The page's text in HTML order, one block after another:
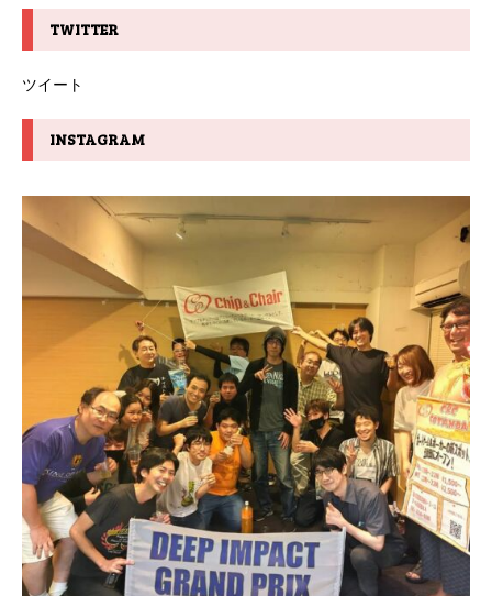
TWITTER
ツイート
INSTAGRAM